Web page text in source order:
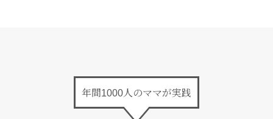
年間1000人のママが実践